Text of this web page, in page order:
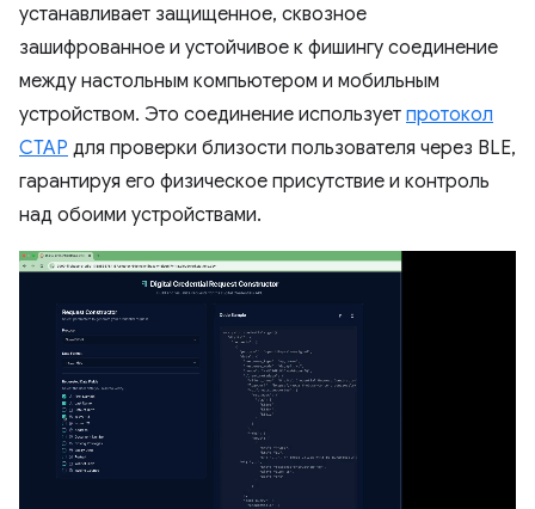
устанавливает защищенное, сквозное
зашифрованное и устойчивое к фишингу соединение
между настольным компьютером и мобильным
устройством. Это соединение использует протокол
CTAP для проверки близости пользователя через BLE,
гарантируя его физическое присутствие и контроль
над обоими устройствами.